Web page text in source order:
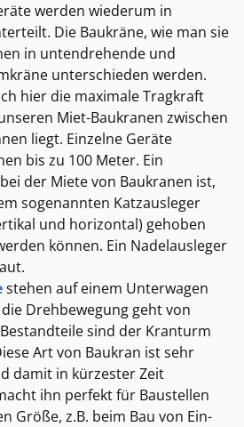
werden wiederum in
Die Baukräne, wie man sie
in untendrehende und
unterschieden werden.
hier die maximale Tragkraft
Miet-Baukranen zwischen
liegt. Einzelne Geräte
bis zu 100 Meter. Ein
der Miete von Baukranen ist,
sogenannten Katzausleger
und horizontal) gehoben
können. Ein Nadelausleger
stehen auf einem Unterwagen
Drehbewegung geht von
sind der Kranturm
Art von Baukran ist sehr
damit in kürzester Zeit
ihn perfekt für Baustellen
Größe, z.B. beim Bau von Ein-